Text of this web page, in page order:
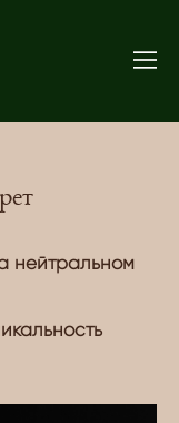
нейтральном